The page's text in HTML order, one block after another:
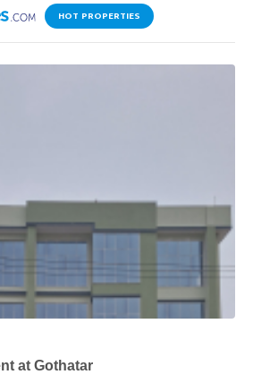
HOT PROPERTIES
at Gothatar